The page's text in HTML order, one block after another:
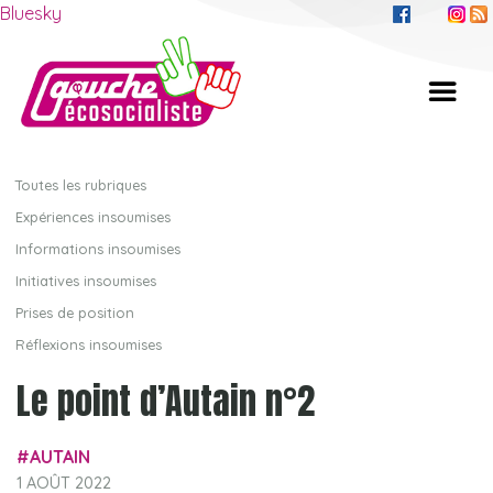
Bluesky
Toutes les rubriques
Expériences insoumises
Informations insoumises
Initiatives insoumises
Prises de position
Réflexions insoumises
Le point d’Autain n°2
AUTAIN
1 AOÛT 2022